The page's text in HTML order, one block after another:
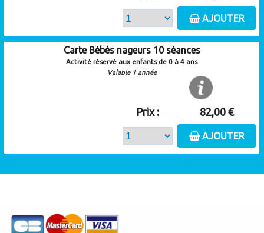
AJOUTER
Carte Bébés nageurs 10 séances
Activité réservé aux enfants de 0 à 4 ans
Valable 1 année
Prix : 82,00 €
AJOUTER